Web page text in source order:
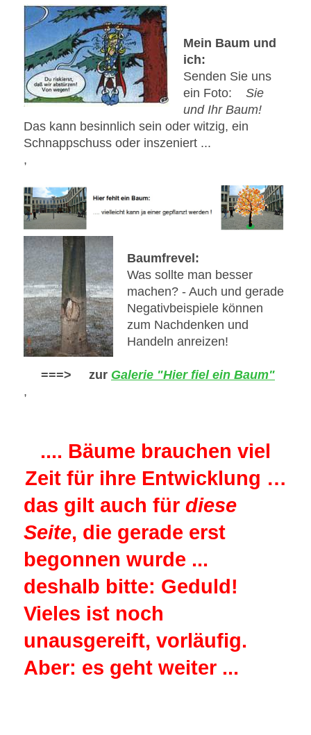
Mein Baum und
ich:
Senden Sie uns
ein Foto: Sie
und Ihr Baum!
Das kann besinnlich sein oder witzig, ein
Schnappschuss oder inszeniert ...
,
Baumfrevel:
Was sollte man besser
machen? - Auch und gerade
Negativbeispiele können
zum Nachdenken und
Handeln anreizen!
===> zur Galerie "Hier fiel ein Baum"
,
.... Bäume brauchen viel
Zeit für ihre Entwicklung …
das gilt auch für diese
Seite, die gerade erst
begonnen wurde ...
deshalb bitte: Geduld!
Vieles ist noch
unausgereift, vorläufig.
Aber: es geht weiter ...